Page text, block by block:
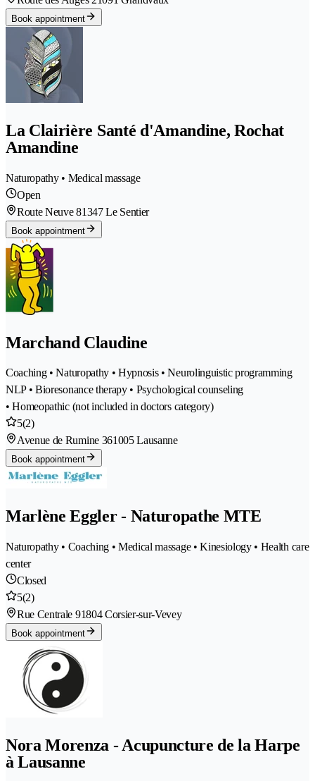
Book appointment
La Clairière Santé d'Amandine, Rochat
Amandine
Naturopathy • Medical massage
Open
Route Neuve 81347 Le Sentier
Book appointment
Marchand Claudine
Coaching • Naturopathy • Hypnosis • Neurolinguistic programming
NLP • Bioresonance therapy • Psychological counseling
• Homeopathic (not included in doctors category)
5(2)
Avenue de Rumine 361005 Lausanne
Book appointment
Marlène Eggler - Naturopathe MTE
Naturopathy • Coaching • Medical massage • Kinesiology • Health care
center
Closed
5(2)
Rue Centrale 91804 Corsier-sur-Vevey
Book appointment
Nora Morenza - Acupuncture de la Harpe
à Lausanne